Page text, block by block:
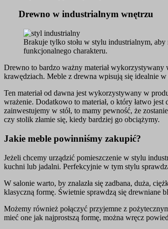
Drewno w industrialnym wnętrzu
Brakuje tylko stołu w stylu industrialnym, aby
funkcjonalnego charakteru.
Drewno to bardzo ważny materiał wykorzystywany
krawędziach. Meble z drewna wpisują się idealnie
Ten materiał od dawna jest wykorzystywany w
wrażenie. Dodatkowo to materiał, o który łatwo
zainwestujemy w stół, to mamy pewność, że
czy stolik złamie się, kiedy bardziej go obciążymy.
Jakie meble powinniśmy zakupić?
Jeżeli chcemy urządzić pomieszczenie w stylu
kuchni lub jadalni. Perfekcyjnie w tym stylu
W salonie warto, by znalazła się zadbana, duża,
klasyczną formę. Świetnie sprawdzą się drewniane
Możemy również połączyć przyjemne z
mieć one jak najprostszą formę, można wręcz